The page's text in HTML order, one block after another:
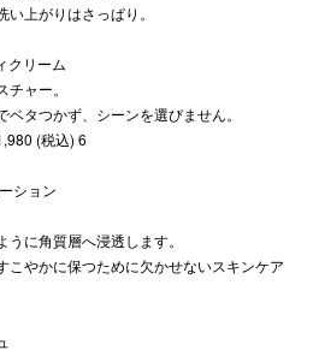
上がりはさっぱり。
クリーム
ャー。
タつかず、シーンを選びません。
(税込) 6
ション
に⾓質層へ浸透します。
こやかに保つために⽋かせないスキンケア